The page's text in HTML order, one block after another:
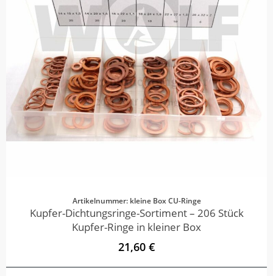
Artikelnummer: kleine Box CU-Ringe
Kupfer-Dichtungsringe-Sortiment – 206 Stück
Kupfer-Ringe in kleiner Box
21,60 €